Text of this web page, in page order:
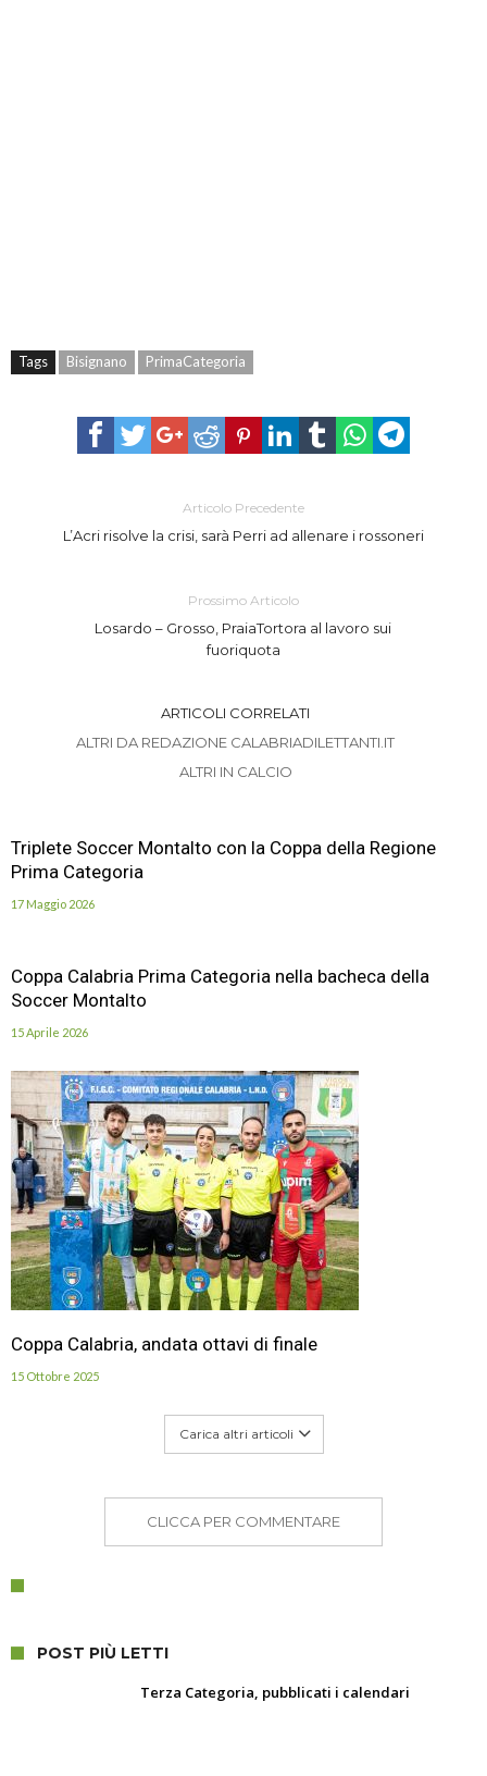
Tags Bisignano PrimaCategoria
Articolo Precedente
L’Acri risolve la crisi, sarà Perri ad allenare i rossoneri
Prossimo Articolo
Losardo – Grosso, PraiaTortora al lavoro sui
fuoriquota
ARTICOLI CORRELATI
ALTRI DA REDAZIONE CALABRIADILETTANTI.IT
ALTRI IN CALCIO
Triplete Soccer Montalto con la Coppa della Regione
Prima Categoria
17 Maggio 2026
Coppa Calabria Prima Categoria nella bacheca della
Soccer Montalto
15 Aprile 2026
Coppa Calabria, andata ottavi di finale
15 Ottobre 2025
Carica altri articoli
CLICCA PER COMMENTARE
POST PIÙ LETTI
Terza Categoria, pubblicati i calendari